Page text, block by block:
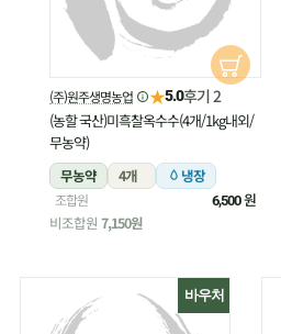
(주)원주생명농업 ★5.0후기 2
(농할 국산)미흑찰옥수수(4개/1kg내외/
무농약)
무농약
4개 냉장
조합원 6,500원
비조합원7,150원
바우처